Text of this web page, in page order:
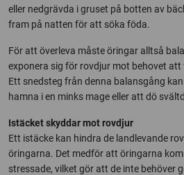
eller nedgrävda i gruset på botten av
fram på natten för att söka föda.
För att överleva måste öringar alltså
exponera sig för rovdjur mot behovet
Ett snedsteg från denna balansgång
hamna i en minks mage eller att dö
Istäcket skyddar mot rovdjur
Ett istäcke kan hindra de landlevande
öringarna. Det medför att öringarna
stressade, vilket gör att de inte behöver